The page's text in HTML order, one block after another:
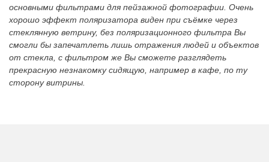
основными фильтрами для пейзажной фотографии. Очень
хорошо эффект поляризатора виден при съёмке через
стеклянную ветрину, без поляризационного фильтра Вы
смогли бы запечатлеть лишь отражения людей и объектов
от стекла, с фильтром же Вы сможете разглядеть
прекрасную незнакомку сидящую, например в кафе, по ту
сторону витрины.